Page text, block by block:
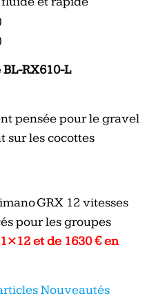
RX610-L
pensée pour le gravel
sur les cocottes
GRX 12 vitesses
pour les groupes
et de 1630 € en
Nouveautés